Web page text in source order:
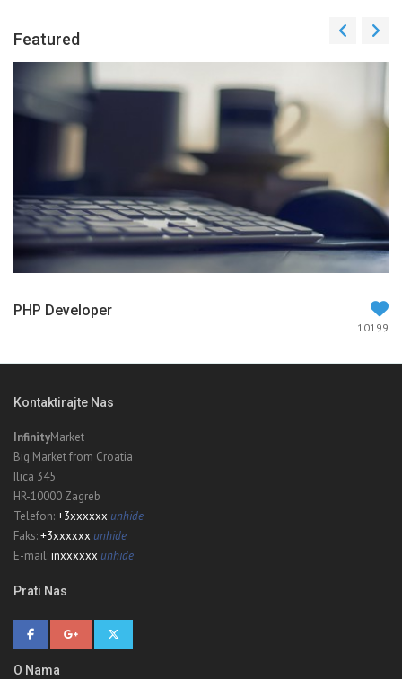
Featured
PHP Developer
10199
50000€
Kontaktirajte Nas
InfinityMarket
Big Market from Croatia
Ilica 345
HR-10000 Zagreb
Telefon:+3xxxxxx unhide
Faks:+3xxxxxx unhide
E-mail:inxxxxxx unhide
Prati Nas
O Nama